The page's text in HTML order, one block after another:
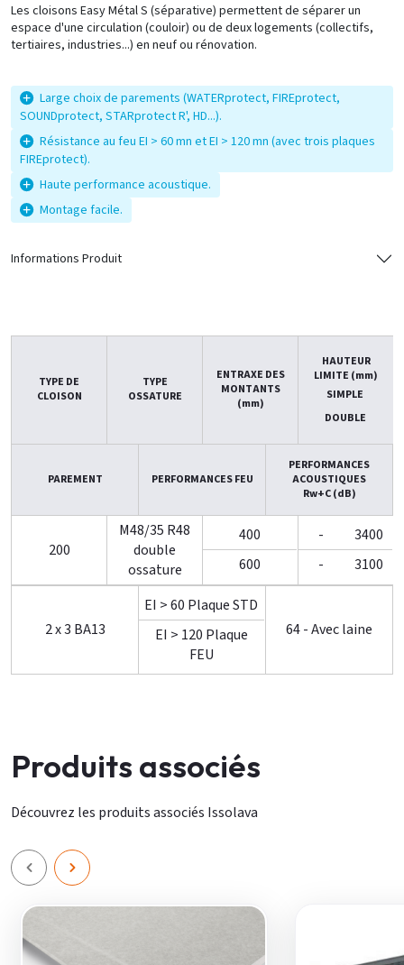
Les cloisons Easy Métal S (séparative) permettent de séparer un
espace d'une circulation (couloir) ou de deux logements (collectifs,
tertiaires, industries...) en neuf ou rénovation.
Large choix de parements (WATERprotect, FIREprotect,
SOUNDprotect, STARprotect R', HD...).
Résistance au feu EI > 60 mn et EI > 120 mn (avec trois plaques
FIREprotect).
Haute performance acoustique.
Montage facile.
Informations Produit
TYPE DE
CLOISON
TYPE
OSSATURE
ENTRAXE DES
MONTANTS
(mm)
HAUTEUR
LIMITE (mm)
SIMPLE
DOUBLE
PAREMENT PERFORMANCES FEU
PERFORMANCES
ACOUSTIQUES
Rw+C (dB)
200
M48/35 R48
double
ossature
400
600
-
3400
-
3100
2 x 3 BA13
EI > 60 Plaque STD
EI > 120 Plaque
FEU
64 - Avec laine
Produits associés
Découvrez les produits associés Issolava